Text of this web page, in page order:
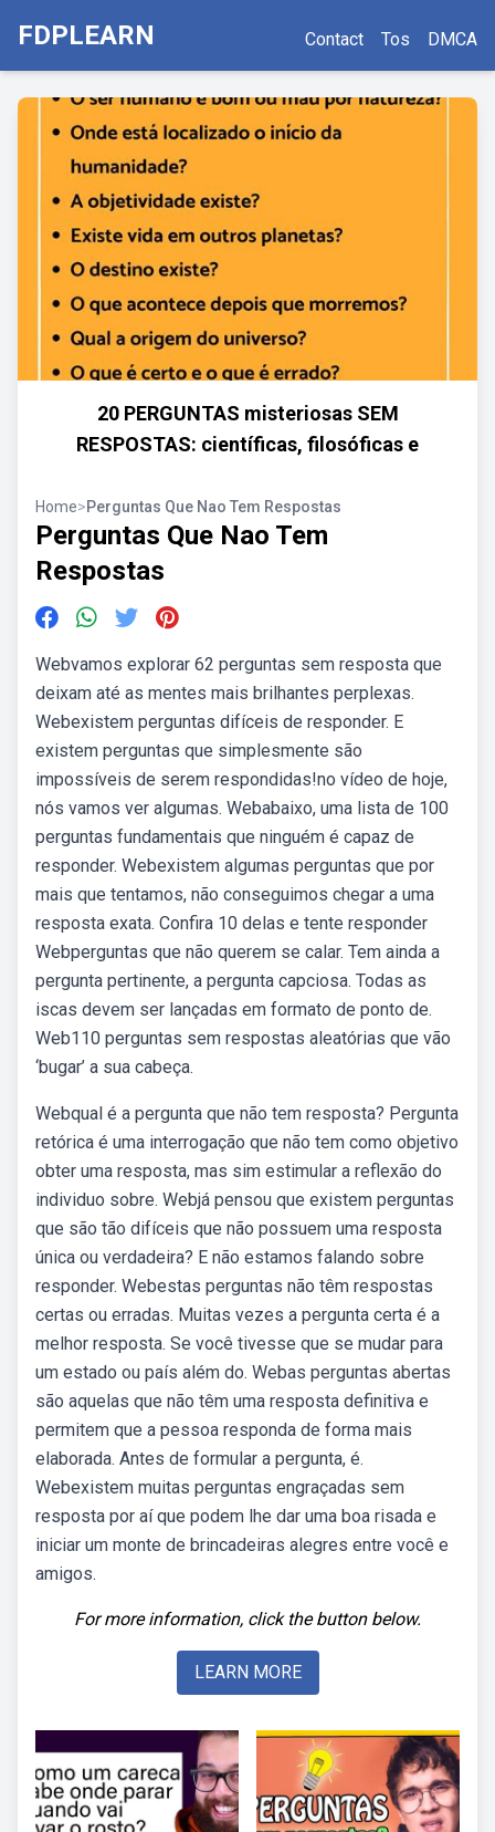
FDPLEARN Contact Tos DMCA
20 PERGUNTAS misteriosas SEM
RESPOSTAS: científicas, filosóficas e
Home>Perguntas Que Nao Tem Respostas
Perguntas Que Nao Tem
Respostas
Webvamos explorar 62 perguntas sem resposta que
deixam até as mentes mais brilhantes perplexas.
Webexistem perguntas difíceis de responder. E
existem perguntas que simplesmente são
impossíveis de serem respondidas!no vídeo de hoje,
nós vamos ver algumas. Webabaixo, uma lista de 100
perguntas fundamentais que ninguém é capaz de
responder. Webexistem algumas perguntas que por
mais que tentamos, não conseguimos chegar a uma
resposta exata. Confira 10 delas e tente responder
Webperguntas que não querem se calar. Tem ainda a
pergunta pertinente, a pergunta capciosa. Todas as
iscas devem ser lançadas em formato de ponto de.
Web110 perguntas sem respostas aleatórias que vão
‘bugar’ a sua cabeça.
Webqual é a pergunta que não tem resposta? Pergunta
retórica é uma interrogação que não tem como objetivo
obter uma resposta, mas sim estimular a reflexão do
individuo sobre. Webjá pensou que existem perguntas
que são tão difíceis que não possuem uma resposta
única ou verdadeira? E não estamos falando sobre
responder. Webestas perguntas não têm respostas
certas ou erradas. Muitas vezes a pergunta certa é a
melhor resposta. Se você tivesse que se mudar para
um estado ou país além do. Webas perguntas abertas
são aquelas que não têm uma resposta definitiva e
permitem que a pessoa responda de forma mais
elaborada. Antes de formular a pergunta, é.
Webexistem muitas perguntas engraçadas sem
resposta por aí que podem lhe dar uma boa risada e
iniciar um monte de brincadeiras alegres entre você e
amigos.
For more information, click the button below.
LEARN MORE